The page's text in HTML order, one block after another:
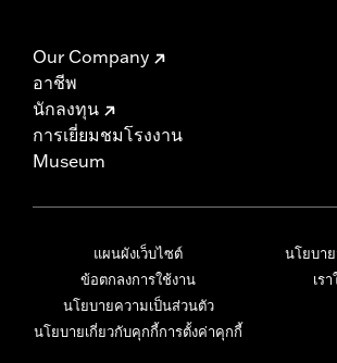
Our Company
อาชีพ
นักลงทุน
การเยี่ยมชมโรงงาน
Museum
แผนผังเว็บไซต์
ข้อตกลงการใช้งาน
นโยบายความเป็นส่วนตัว
นโยบายเกี่ยวกับคุกกี้การตั้งค่าคุกกี้
นโยบา
เร